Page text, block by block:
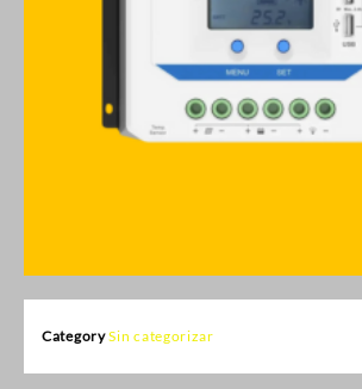
CategorySin categorizar